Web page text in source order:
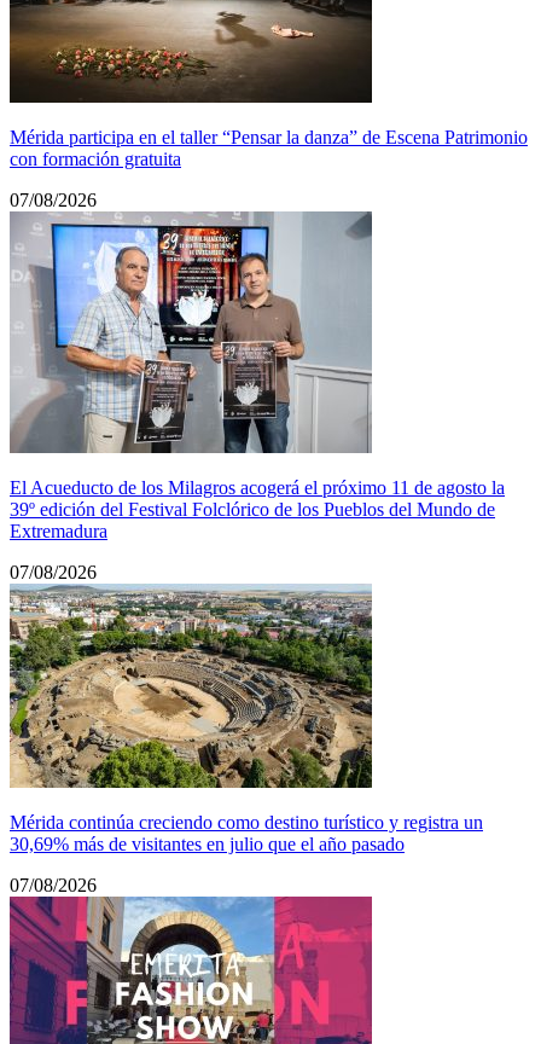
Mérida participa en el taller “Pensar la danza” de Escena Patrimonio
con formación gratuita
07/08/2026
El Acueducto de los Milagros acogerá el próximo 11 de agosto la
39º edición del Festival Folclórico de los Pueblos del Mundo de
Extremadura
07/08/2026
Mérida continúa creciendo como destino turístico y registra un
30,69% más de visitantes en julio que el año pasado
07/08/2026